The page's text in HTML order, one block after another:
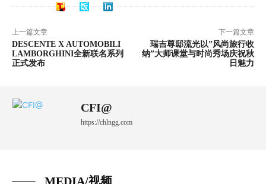
上一篇文章
DESCENTE X AUTOMOBILI
LAMBORGHINI全新联名系列
正式发布
下一篇文章
瑞吉尊邸流光以”风尚旅行收
纳”大师课堂与时尚秀场庆祝秋
日魅力
CFI@
https://chlngg.com
MEDIA/视频